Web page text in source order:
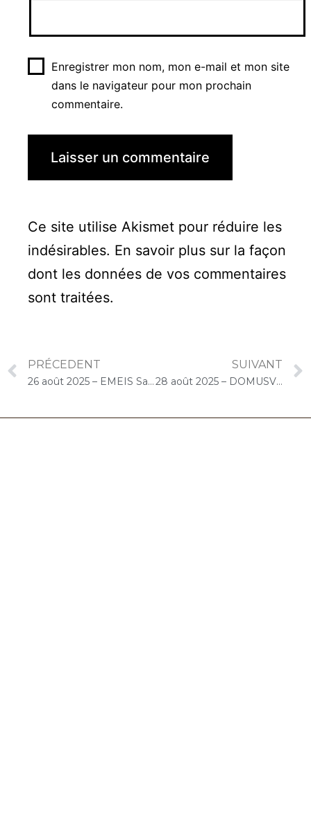
Enregistrer mon nom, mon e-mail et mon site
dans le navigateur pour mon prochain
commentaire.
Ce site utilise Akismet pour réduire les
indésirables. En savoir plus sur la façon
dont les données de vos commentaires
sont traitées.
PRÉCEDENT
26 août 2025 – EMEIS Saint-Jacques (Paris) : Concert « Cello Solo »
SUIVANT
28 août 2025 – DOMUSVI Granger (Draveil) : Atelier « Musique et bien-être, relaxation et détente au son du violoncelle »